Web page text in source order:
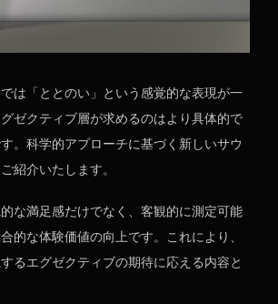
は「ととのい」という感覚的な表現が一
ゼクティブ層が求めるのはより具体的で
。科学的アプローチに基づく新しいサウ
紹介いたします。
な満足感だけでなく、客観的に測定可能
的な体験価値の向上です。これにより、
るエグゼクティブの期待に応える内容と